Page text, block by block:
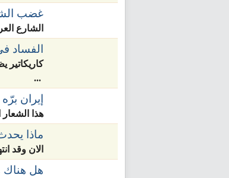
غضب
الشارع
الفساد
كاريكاتير
...
إيران
هذا
ماذا
الان وقد
هل هناك